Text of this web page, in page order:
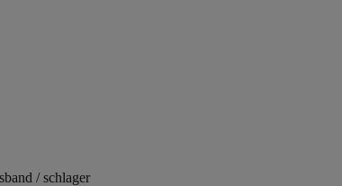
/ schlager